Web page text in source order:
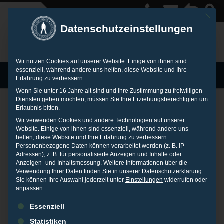
MENU
Autor Archiv
Cybermobbing
Mit
Datenschutzeinstellungen
Wir nutzen Cookies auf unserer Website. Einige von ihnen sind
essenziell, während andere uns helfen, diese Website und Ihre
Erfahrung zu verbessern.
Wenn Sie unter 16 Jahre alt sind und Ihre Zustimmung zu freiwilligen
Diensten geben möchten, müssen Sie Ihre Erziehungsberechtigten um
Erlaubnis bitten.
Wir verwenden Cookies und andere Technologien auf unserer
Website. Einige von ihnen sind essenziell, während andere uns
helfen, diese Website und Ihre Erfahrung zu verbessern.
Personenbezogene Daten können verarbeitet werden (z. B. IP-
Adressen), z. B. für personalisierte Anzeigen und Inhalte oder
Anzeigen- und Inhaltsmessung. Weitere Informationen über die
Verwendung Ihrer Daten finden Sie in unserer Datenschutzerklärung.
Sie können Ihre Auswahl jederzeit unter Einstellungen widerrufen oder
anpassen.
Es folgt eine Liste der Service-Gruppen, für die eine
Essenziell
Statistiken